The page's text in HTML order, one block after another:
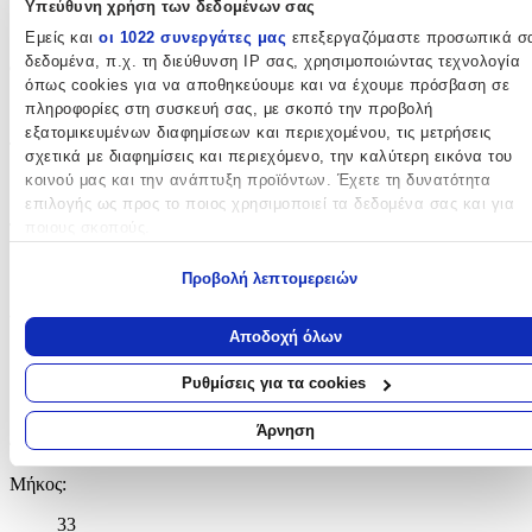
Υπεύθυνη χρήση των δεδομένων σας
Εμείς και οι 1022 συνεργάτες μας επεξεργαζόμαστε προσωπικά
δεδομένα, π.χ. τη διεύθυνση IP σας, χρησιμοποιώντας τεχνολογία
όπως cookies για να αποθηκεύουμε και να έχουμε πρόσβαση σε
πληροφορίες στη συσκευή σας, με σκοπό την προβολή
εξατομικευμένων διαφημίσεων και περιεχομένου, τις μετρήσεις
σχετικά με διαφημίσεις και περιεχόμενο, την καλύτερη εικόνα του
κοινού μας και την ανάπτυξη προϊόντων. Έχετε τη δυνατότητα
επιλογής ως προς το ποιος χρησιμοποιεί τα δεδομένα σας και για
Εάν μας επιτρέπετε, θα θέλαμε επίσης:
τοποθεσία, οι οποίες μπορεί να είναι ακριβείς σε απόσταση
Να αναγνωρίσουμε τη συσκευή σας σαρώνοντας ενεργά για
συγκεκριμένα χαρακτηριστικά (δακτυλικό αποτύπωμα)
Μάθετε περισσότερα σχετικά με τον τρόπο επεξεργασίας των
προσωπικών σας δεδομένων και καθορίστε τις προτιμήσεις σας
ενότητα “Λεπτομέρειες”. Μπορείτε να αλλάξετε ή να
τη συγκατάθεσή σας ανά πάσα στιγμή από τη Δήλωση Cookies.
Προβολή λεπτομερειών
Αποδοχή όλων
Ρυθμίσεις για τα cookies
Άρνηση
Φύλο:
Κορίτσι
Τύπος:
Τρόλεϊ
Διαστάσεις
Μήκος:
33